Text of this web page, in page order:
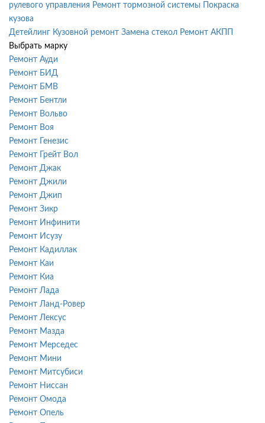
рулевого управления Ремонт тормозной системы
Покраска
кузова
Детейлинг Кузовной ремонт Замена стекол Ремонт АКПП
Выбрать марку
Ремонт Ауди
Ремонт БИД
Ремонт БМВ
Ремонт Бентли
Ремонт Вольво
Ремонт Воя
Ремонт Генезис
Ремонт Грейт Вол
Ремонт Джак
Ремонт Джили
Ремонт Джип
Ремонт Зикр
Ремонт Инфинити
Ремонт Исузу
Ремонт Кадиллак
Ремонт Каи
Ремонт Киа
Ремонт Лада
Ремонт Ланд-Ровер
Ремонт Лексус
Ремонт Мазда
Ремонт Мерседес
Ремонт Мини
Ремонт Митсубиси
Ремонт Ниссан
Ремонт Омода
Ремонт Опель